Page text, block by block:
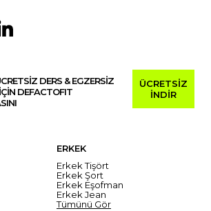
DERS & EGZERSİZ
DEFACTOFIT
ÜCRETSİZ
İNDİR
ERKEK
Erkek Tişört
Erkek Şort
Erkek Eşofman
Erkek Jean
Tümünü Gör